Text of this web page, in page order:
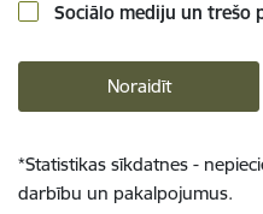
Sociālo mediju un trešo
Noraidīt
*Statistikas sīkdatnes -
darbību un pakalpojumus.